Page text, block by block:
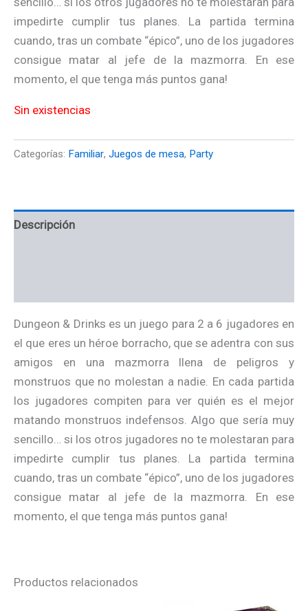
impedirte cumplir tus planes. La partida termina
cuando, tras un combate “épico”, uno de los jugadores
consigue matar al jefe de la mazmorra. En ese
momento, el que tenga más puntos gana!
Sin existencias
Categorías: Familiar, Juegos de mesa, Party
Descripción
Dungeon & Drinks es un juego para 2 a 6 jugadores en
el que eres un héroe borracho, que se adentra con sus
amigos en una mazmorra llena de peligros y
monstruos que no molestan a nadie. En cada partida
los jugadores compiten para ver quién es el mejor
matando monstruos indefensos. Algo que sería muy
sencillo… si los otros jugadores no te molestaran para
impedirte cumplir tus planes. La partida termina
cuando, tras un combate “épico”, uno de los jugadores
consigue matar al jefe de la mazmorra. En ese
momento, el que tenga más puntos gana!
Productos relacionados